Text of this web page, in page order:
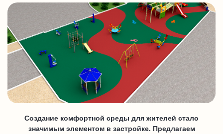
Создание комфортной среды для жителей стало
значимым элементом в застройке. Предлагаем